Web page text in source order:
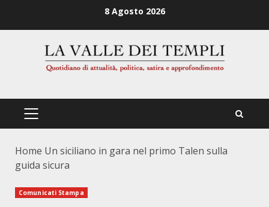
8 Agosto 2026
PRIMÄRES
Home Un siciliano in gara nel primo Talen sulla
guida sicura
Comunicati Stampa